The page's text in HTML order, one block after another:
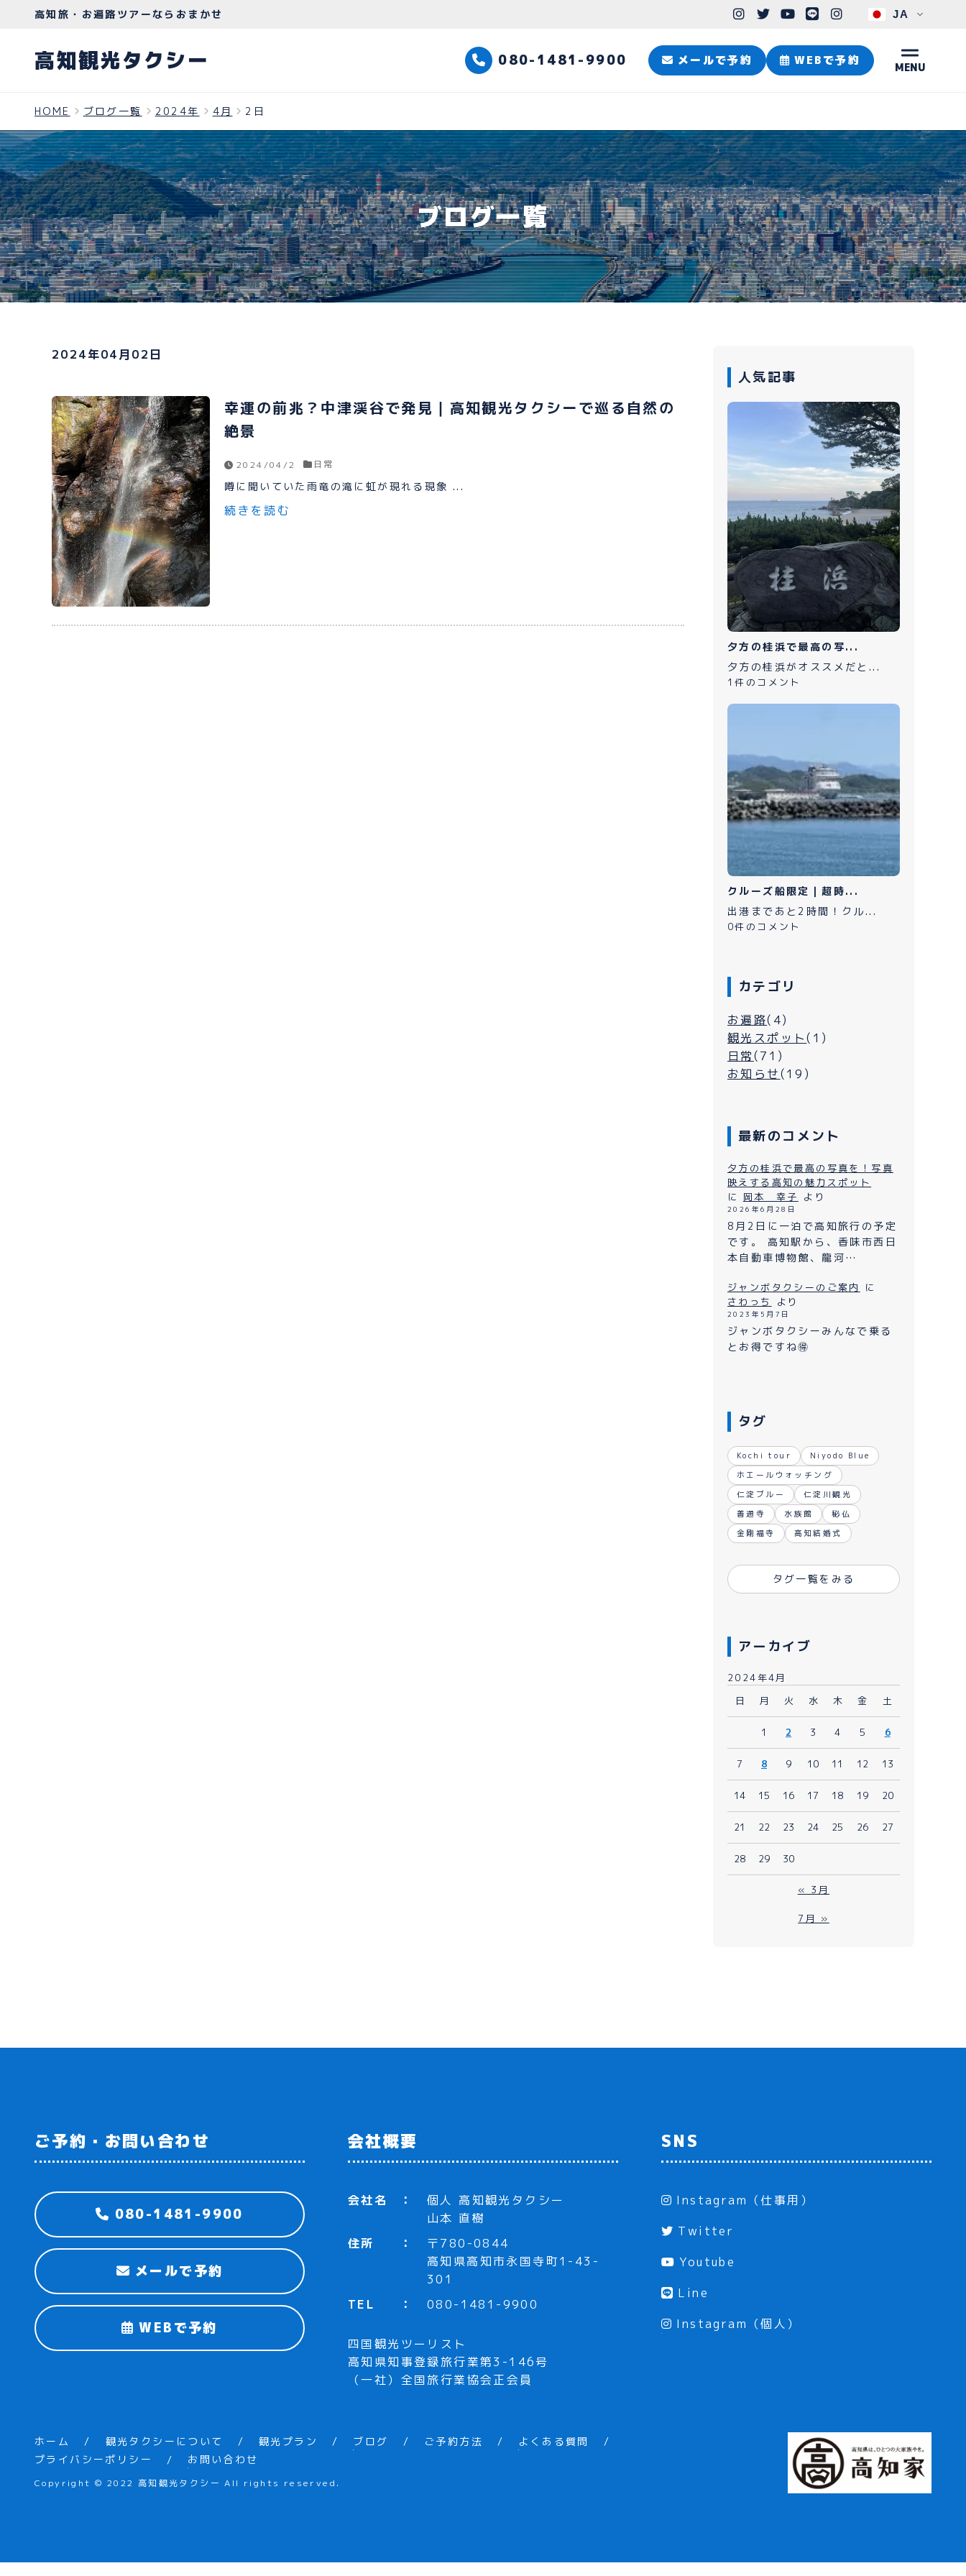
高知観光タクシー
観光タクシーについて
プライバシーポリシー
080-1481-9900
メールで予約 WEBで予約
JA
高知旅・お遍路ツアーならおまかせ
高知観光タクシー 080-1481-9900 メールで予約 WEBで予約
HOME ブログ一覧 2024年 4月 2日
ブログ一覧
2024年04月02日
幸運の前兆？中津渓谷で発見｜高知観光タクシーで巡る自然の
絶景
2024/04/2 日常
噂に聞いていた雨竜の滝に虹が現れる現象 ...
続きを読む
人気記事
夕方の桂浜で最高の写...
夕方の桂浜がオススメだと...
1件のコメント
クルーズ船限定｜超時...
出港まであと2時間！クル...
0件のコメント
カテゴリ
お遍路(4)
観光スポット(1)
日常(71)
お知らせ(19)
最新のコメント
夕方の桂浜で最高の写真を！写真
映えする高知の魅力スポット
に 岡本 幸子 より
2026年6月28日
8月2日に一泊で高知旅行の予定
です。 高知駅から、香味市西日
本自動車博物館、龍河…
ジャンボタクシーのご案内
に
さわっち
より
2023年5月7日
ジャンボタクシーみんなで乗る
とお得ですね🉐
タグ
Kochi tour
Niyodo Blue
ホエールウォッチング
仁淀ブルー
仁淀川観光
善通寺
水族館
秘仏
金剛福寺
高知結婚式
タグ一覧をみる
アーカイブ
2024年4月
日
月 火 水 木 金 土
1 2 3 4 5 6
7 8 9 10 11 12 13
14 15 16 17 18 19 20
21 22 23 24 25 26 27
28 29 30
« 3月
7月 »
ご予約・お問い合わせ
080-1481-9900
メールで予約
WEBで予約
会社概要
会社名
個人 高知観光タクシー
山本 直樹
住所
〒780-0844
高知県高知市永国寺町1-43-
301
TEL
080-1481-9900
四国観光ツーリスト
高知県知事登録旅行業第3-146号
（一社）全国旅行業協会正会員
SNS
Instagram（仕事用）
Twitter
Youtube
Line
Instagram（個人）
ホーム 観光タクシーについて 観光プラン ブログ ご予約方法
よくある質問
プライバシーポリシー
お問い合わせ
Copyright © 2022 高知観光タクシー All rights reserved.